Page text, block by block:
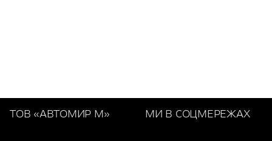
ТОВ «АВТОМИР М» МИ В СОЦМЕРЕЖАХ